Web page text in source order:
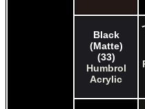
ＧＳＩクレオス Mr.メ
ＧＳＩクレオス アク
ＧＳＩクレオス ガンダ
ＧＳＩクレオス ガン
ＧＳＩクレオス ガン
ＧＳＩクレオス 水性ホ
Black
(Matte)
(33)
Humbrol
Acrylic